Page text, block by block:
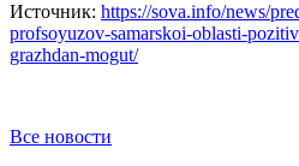
Источник: https://sova.info/news/
profsoyuzov-samarskoi-oblasti-
grazhdan-mogut/
Все новости